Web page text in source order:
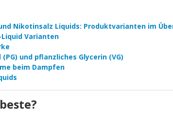
Nikotinsalz Liquids: Produktvarianten im
Varianten
und pflanzliches Glycerin (VG)
beim Dampfen